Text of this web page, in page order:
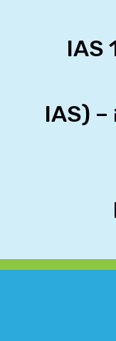
שיעור (חלקי) לדוגמה – (IAS